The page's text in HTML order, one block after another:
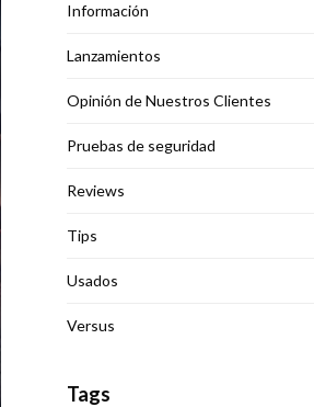
Información
Lanzamientos
Opinión de Nuestros Clientes
Pruebas de seguridad
Reviews
Tips
Usados
Versus
Tags